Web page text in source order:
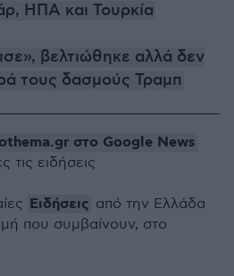
ΗΠΑ και Τουρκία
βελτιώθηκε αλλά δεν
τους δασμούς Τραμπ
στο Google News
τις ειδήσεις
Ειδήσεις από την Ελλάδα
που συμβαίνουν, στο